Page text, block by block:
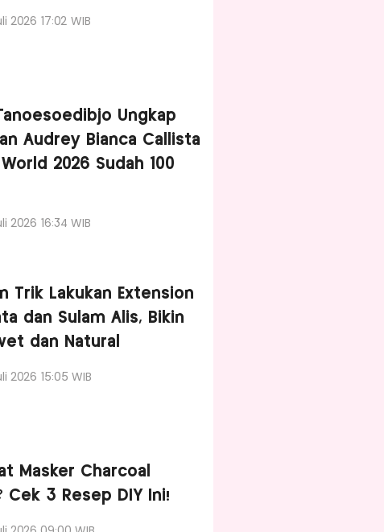
2026 17:02 WIB
Ungkap
Audrey Bianca Callista
2026 Sudah 100
2026 16:34 WIB
Trik Lakukan Extension
dan Sulam Alis, Bikin
dan Natural
2026 15:05 WIB
Masker Charcoal
Cek 3 Resep DIY Ini!